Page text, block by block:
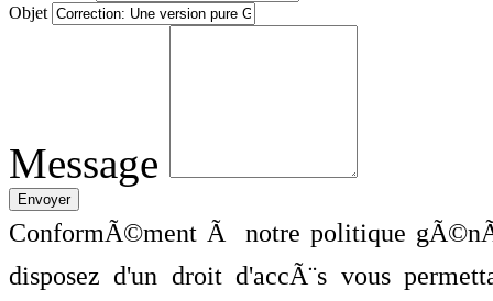
Objet
Message
ConformÃ©ment Ã notre politique
disposez d'un droit d'accÃ¨s vous